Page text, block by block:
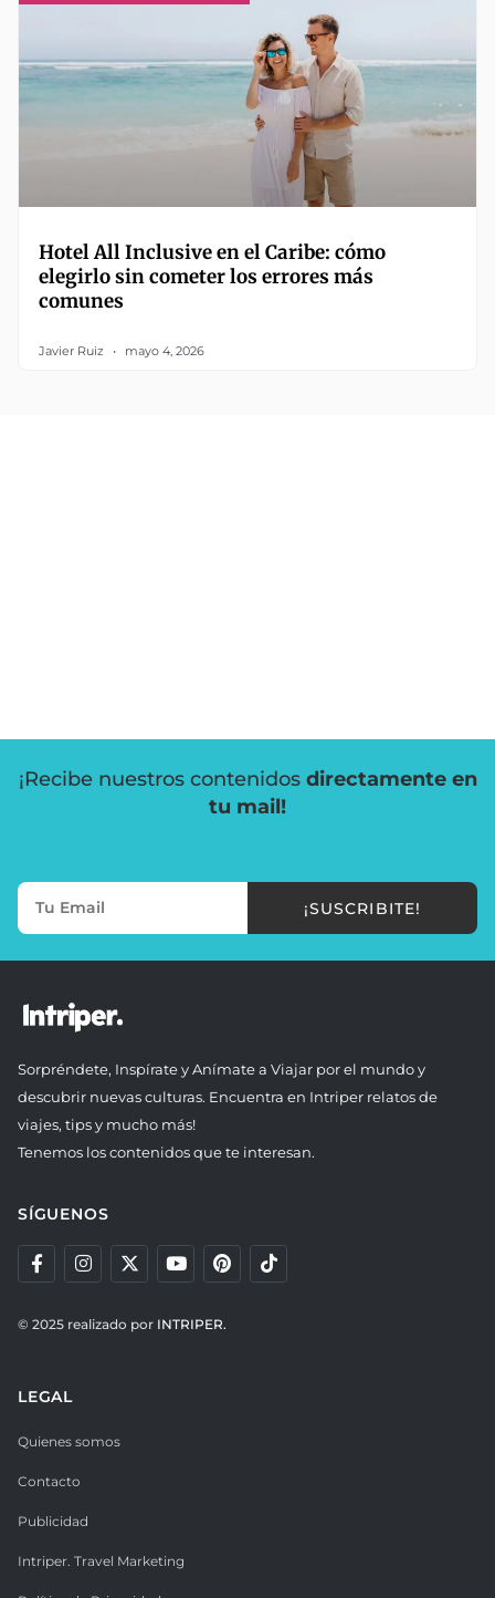
Hotel All Inclusive en el Caribe: cómo
elegirlo sin cometer los errores más
comunes
Javier Ruiz mayo 4, 2026
¡Recibe nuestros contenidos directamente en
tu mail!
¡SUSCRIBITE!
Sorpréndete, Inspírate y Anímate a Viajar por el mundo y
descubrir nuevas culturas. Encuentra en Intriper relatos de
viajes, tips y mucho más!
Tenemos los contenidos que te interesan.
SÍGUENOS
© 2025 realizado por INTRIPER.
LEGAL
Quienes somos
Contacto
Publicidad
Intriper. Travel Marketing